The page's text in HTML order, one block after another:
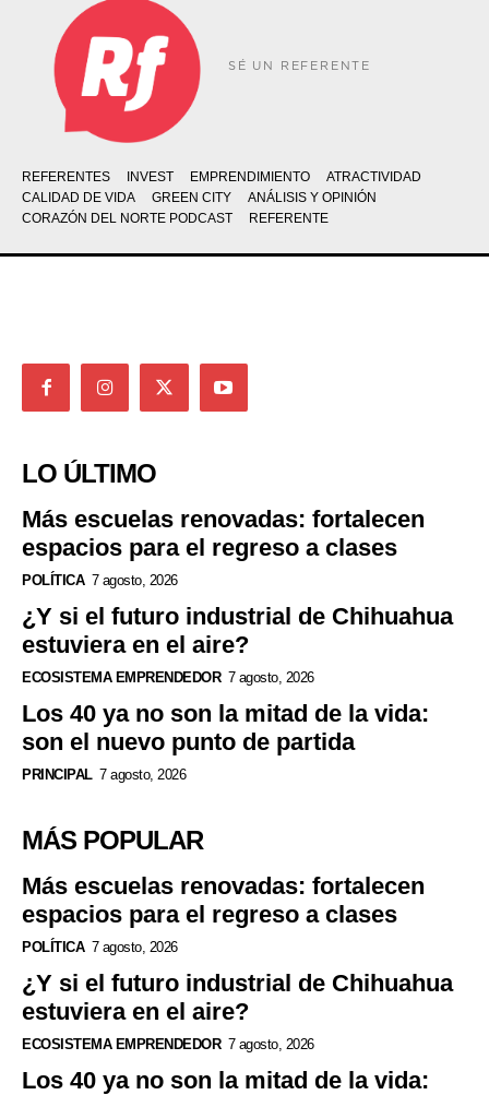
SÉ UN REFERENTE
REFERENTES INVEST EMPRENDIMIENTO
ATRACTIVIDAD
CALIDAD DE VIDA
GREEN CITY
ANÁLISIS Y OPINIÓN
CORAZÓN DEL NORTE PODCAST
REFERENTE
LO ÚLTIMO
Más escuelas renovadas: fortalecen
espacios para el regreso a clases
POLÍTICA 7 agosto, 2026
¿Y si el futuro industrial de Chihuahua
estuviera en el aire?
ECOSISTEMA EMPRENDEDOR 7 agosto, 2026
Los 40 ya no son la mitad de la vida:
son el nuevo punto de partida
PRINCIPAL 7 agosto, 2026
MÁS POPULAR
Más escuelas renovadas: fortalecen
espacios para el regreso a clases
POLÍTICA 7 agosto, 2026
¿Y si el futuro industrial de Chihuahua
estuviera en el aire?
ECOSISTEMA EMPRENDEDOR 7 agosto, 2026
Los 40 ya no son la mitad de la vida: